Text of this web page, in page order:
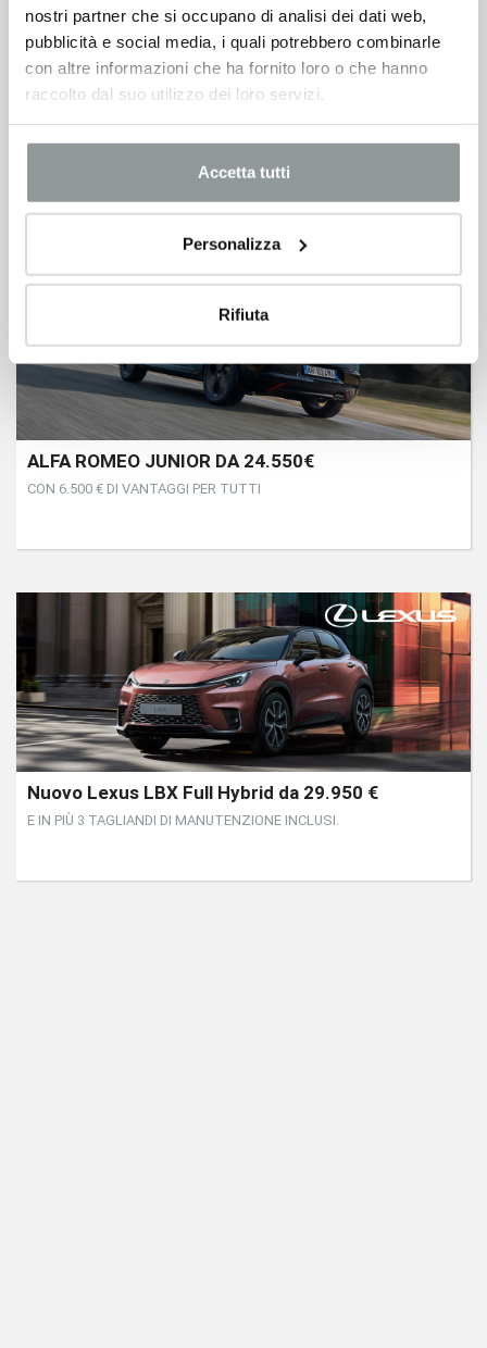
nostri partner che si occupano di analisi dei dati web,
pubblicità e social media, i quali potrebbero combinarle
con altre informazioni che ha fornito loro o che hanno
raccolto dal suo utilizzo dei loro servizi.
Accetta tutti
Personalizza
Rifiuta
Nissan Juke con 1.000 € di sconto
ALFA ROMEO JUNIOR DA 24.550€
CON 6.500 € DI VANTAGGI PER TUTTI
Nuovo Lexus LBX Full Hybrid da 29.950 €
E IN PIÙ 3 TAGLIANDI DI MANUTENZIONE INCLUSI.